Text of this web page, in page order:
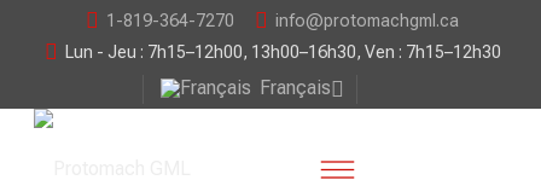
1-819-364-7270
info@protomachgml.ca
Lun - Jeu : 7h15–12h00, 13h00–16h30, Ven : 7h15–12h30
Français